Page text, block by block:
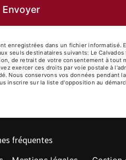
Envoyer
dans un fichier informatisé.
destinataires suivants: Le Calvados
de retrait de votre consentement à
exercer ces droits par voie postale à
Nous conservons vos données pendant
inscrire sur la liste d'opposition au
fréquentes